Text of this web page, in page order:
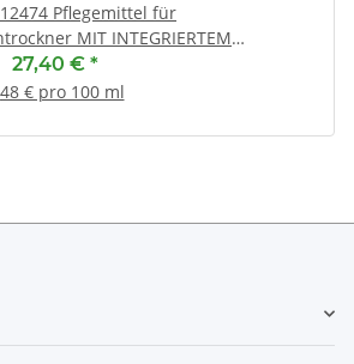
Pflegemittel für
MIT INTEGRIERTEM
(CP1/CP2)
27,40 € *
€ pro 100 ml